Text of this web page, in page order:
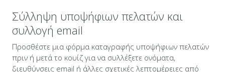
Σύλληψη υποψήφιων πελατών και
συλλογή email
Προσθέστε μια φόρμα καταγραφής υποψήφιων πελατών
πριν ή μετά το κουίζ για να συλλέξετε ονόματα,
διευθύνσεις email ή άλλες σχετικές λεπτομέρειες από